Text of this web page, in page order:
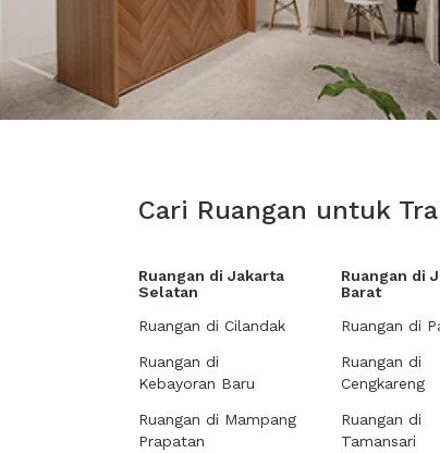
Cari Ruangan untuk
Ruangan di Jakarta
Selatan
Ruangan di Cilandak
Ruangan di
Kebayoran Baru
Ruangan di Mampang
Prapatan
Ruangan di
Barat
Ruangan di
Ruangan di
Cengkareng
Ruangan di
Tamansari